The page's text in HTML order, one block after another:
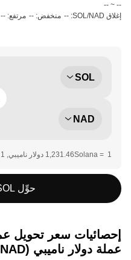
‏-- ~ ‎--‏
إغلاق SOL/NAD: --
منخفض: -- مرتفع: --
SOL
NAD
حوِّل SOL إلى NAD
عملة ‏دولار ناميبي (‏NAD)